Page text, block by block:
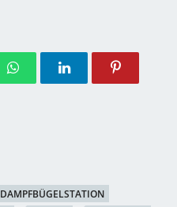
DAMPFBÜGELSTATION